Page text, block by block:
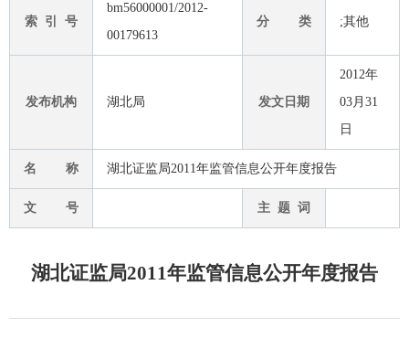
索 引 号
bm56000001/2012-
00179613
分 类 ;其他
发布机构 湖北局 发文日期
2012年
03月31
日
名 称 湖北证监局2011年监管信息公开年度报告
文 号 主 题 词
湖北证监局2011年监管信息公开年度报告